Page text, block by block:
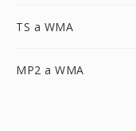
TS a WMA
MP2 a WMA